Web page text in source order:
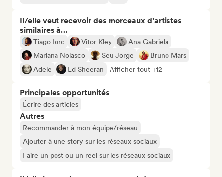
Il/elle veut recevoir des morceaux d’artistes
similaires à…
Tiago Iorc Vitor Kley
Ana Gabriela
Mariana Nolasco
Seu Jorge
Bruno Mars
Adele
Ed Sheeran Afficher tout +12
Principales opportunités
Écrire des articles
Autres
Recommander à mon équipe/réseau
Ajouter à une story sur les réseaux sociaux
Faire un post ou un reel sur les réseaux sociaux